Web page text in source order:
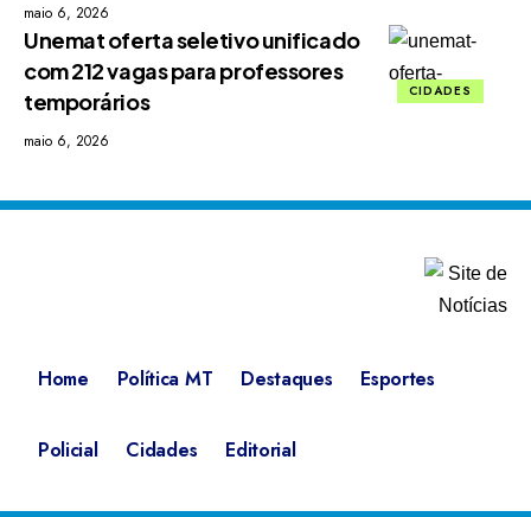
maio 6, 2026
CIDADES
Unemat oferta seletivo unificado
com 212 vagas para professores
temporários
maio 6, 2026
Home Política MT Destaques Esportes
Policial Cidades Editorial